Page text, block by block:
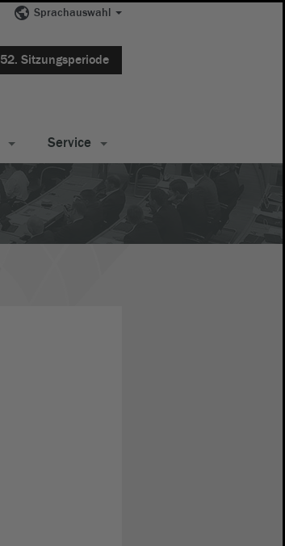
Sprachauswahl
52. Sitzungsperiode
Service